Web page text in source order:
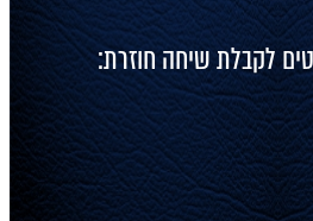
לקבלת שיחה חוזרת: